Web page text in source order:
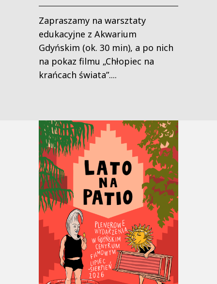
Zapraszamy na warsztaty
edukacyjne z Akwarium
Gdyńskim (ok. 30 min), a po nich
na pokaz filmu „Chłopiec na
krańcach świata”....